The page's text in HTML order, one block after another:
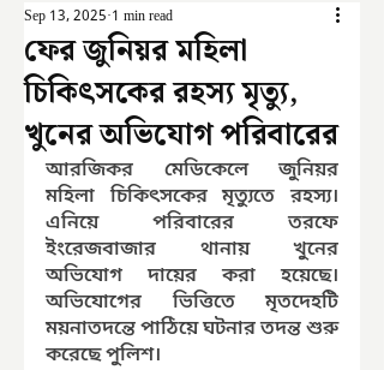
ফের জুনিয়র মহিলা
চিকিৎসকের রহস্য মৃত্যু,
খুনের অভিযোগ পরিবারের
Sep 13, 2025 1 min read
আরজিকর মেডিকেলে জুনিয়র
মহিলা চিকিৎসকের মৃত্যুতে রহস্য।
এনিয়ে পরিবারের তরফে
ইংরেজবাজার থানায় খুনের
অভিযোগ দায়ের করা হয়েছে।
অভিযোগের ভিত্তিতে মৃতদেহটি
ময়নাতদন্তে পাঠিয়ে ঘটনার তদন্ত শুরু
করেছে পুলিশ।